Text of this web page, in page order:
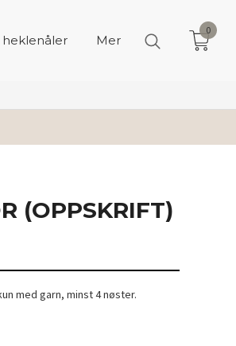
Mer
0
(OPPSKRIFT)
med garn, minst 4 nøster.